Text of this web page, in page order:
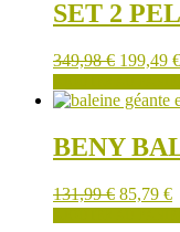
SET 2
349,98€ 199,49 €
BENY
131,99€ 85,79 €